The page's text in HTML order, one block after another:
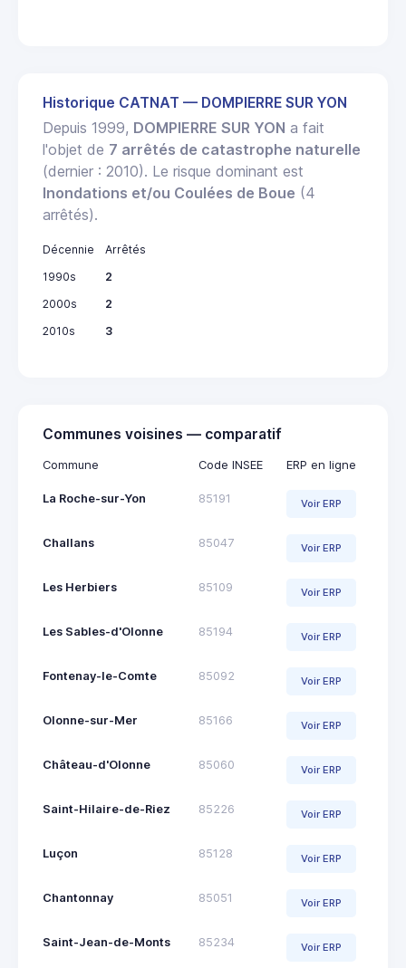
Historique CATNAT — DOMPIERRE SUR YON
Depuis 1999, DOMPIERRE SUR YON a fait
l'objet de 7 arrêtés de catastrophe naturelle
(dernier : 2010). Le risque dominant est
Inondations et/ou Coulées de Boue (4
arrêtés).
Décennie
Arrêtés
1990s
2
2000s
2
2010s
3
Communes voisines — comparatif
Commune Code INSEE ERP en ligne
La Roche-sur-Yon 85191 Voir ERP
Challans 85047 Voir ERP
Les Herbiers 85109 Voir ERP
Les Sables-d'Olonne 85194 Voir ERP
Fontenay-le-Comte 85092 Voir ERP
Olonne-sur-Mer 85166 Voir ERP
Château-d'Olonne 85060 Voir ERP
Saint-Hilaire-de-Riez 85226 Voir ERP
Luçon 85128 Voir ERP
Chantonnay 85051 Voir ERP
Saint-Jean-de-Monts 85234 Voir ERP